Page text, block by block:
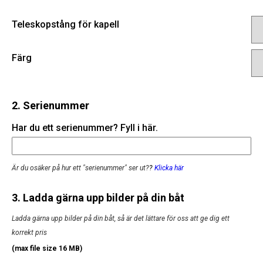
Teleskopstång för kapell
Färg
2. Serienummer
Har du ett serienummer? Fyll i här.
Är du osäker på hur ett "serienummer" ser ut?? Klicka här
3. Ladda gärna upp bilder på din båt
Ladda gärna upp bilder på din båt, så är det lättare för oss att ge dig ett
korrekt pris
(max file size 16 MB)